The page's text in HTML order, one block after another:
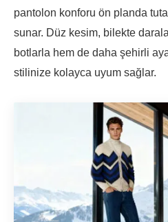
pantolon konforu ön planda
sunar. Düz kesim, bilekte
botlarla hem de daha şehirli
stilinize kolayca uyum sağlar.